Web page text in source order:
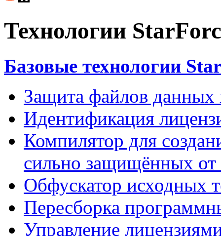
Технологии
Базовые технологии
Защита файлов данных
Идентификация
Компилятор для
сильно защищённых
Обфускатор исходных
Пересборка
Управление